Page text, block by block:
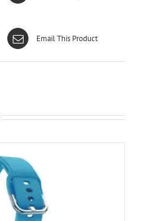
Email This Product